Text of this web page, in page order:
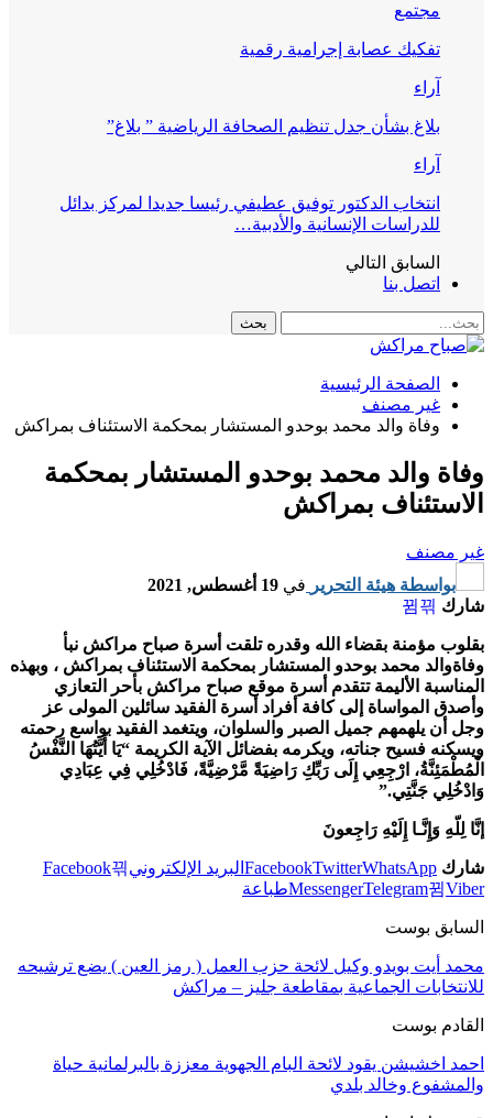
مجتمع
تفكيك عصابة إجرامية رقمية
آراء
بلاغ بشأن جدل تنظيم الصحافة الرياضية ” بلاغ”
آراء
انتخاب الدكتور توفيق عطيفي رئيسا جديدا لمركز بدائل
للدراسات الإنسانية والأدبية…
السابق التالي
اتصل بنا
الصفحة الرئيسية
غير مصنف
وفاة والد محمد بوحدو المستشار بمحكمة الاستئناف بمراكش
وفاة والد محمد بوحدو المستشار بمحكمة
الاستئناف بمراكش
غير مصنف
بواسطة هيئة التحرير في 19 أغسطس, 2021
شارك
بقلوب مؤمنة بقضاء الله وقدره تلقت أسرة صباح مراكش نبأ
وفاةوالد محمد بوحدو المستشار بمحكمة الاستئناف بمراكش ، وبهذه
المناسبة الأليمة تتقدم أسرة موقع صباح مراكش بأحر التعازي
وأصدق المواساة إلى كافة أفراد أسرة الفقيد سائلين المولى عز
وجل أن يلهمهم جميل الصبر والسلوان، ويتغمد الفقيد بواسع رحمته
ويسكنه فسيح جناته، ويكرمه بفضائل الآية الكريمة “يَا أَيَّتُهَا النَّفْسُ
الْمُطْمَئِنَّةُ، ارْجِعِي إِلَى رَبِّكِ رَاضِيَةً مَّرْضِيَّةً، فَادْخُلِي فِي عِبَادِي
وَادْخُلِي جَنَّتِي.”
إنَّا لِلّهِ وَإِنَّـا إِلَيْهِ رَاجِعونَ
شارك FacebookTwitterWhatsApp البريد الإلكتروني
Facebook
MessengerTelegram Viber طباعة
السابق بوست
محمد أيت بويدو وكيل لائحة حزب العمل ( رمز العين ) يضع ترشيحه
للانتخابات الجماعية بمقاطعة جليز – مراكش
القادم بوست
احمد اخشيشن يقود لائحة البام الجهوية معززة بالبرلمانية حياة
والمشفوع وخالد بلدي